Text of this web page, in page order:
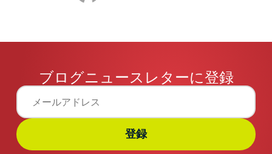
ブログニュースレターに登録
登録